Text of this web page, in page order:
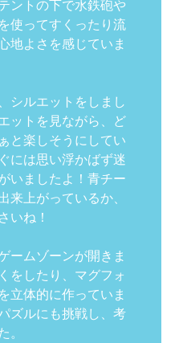
ントの下で水鉄砲や
使ってすくったり流
地よさを感じていま
シルエットをしまし
ットを見ながら、ど
と楽しそうにしてい
には思い浮かばず迷
いましたよ！青チー
上がっているか、
いね！
ームゾーンが開きま
をしたり、マグフォ
立体的に作っていま
ズルにも挑戦し、考